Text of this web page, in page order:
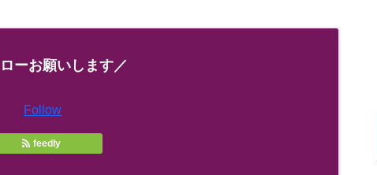
ーお願いします／
Follow
feedly